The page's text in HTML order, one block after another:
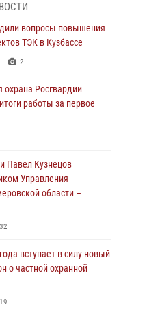
Плохой поздравил
штатных
с
праздником
вступает в силу новый
о частной охранной
предполагаемого
ножевого ранения
мужчину,
горожанки
вопросы повышения
ТЭК в Кузбассе
2
охрана Росгвардии
работы за первое
Павел Кузнецов
Управления
области –
вступает в силу новый
о частной охранной